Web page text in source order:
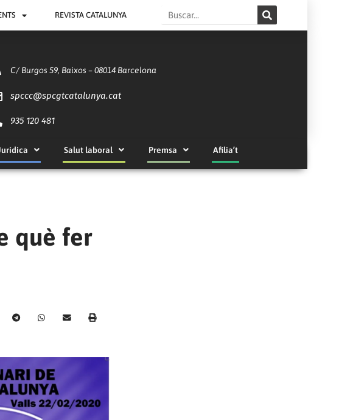
REVISTA CATALUNYA Search
C/ Burgos 59, Baixos – 08014 Barcelona
spccc@spcgtcatalunya.cat
935 120 481
Salut laboral Premsa Afilia’t
què fer